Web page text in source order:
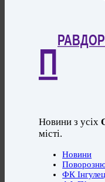
П
Новини з усіх
місті.
Новини
ФК